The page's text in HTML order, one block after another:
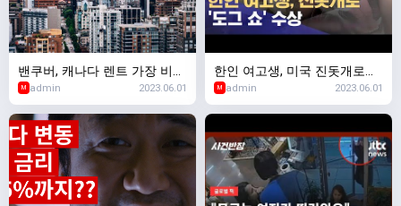
밴쿠버, 캐나다 렌트 가장 비싼
톱 4 지역 싹쓸이
M admin 2023.06.01
한인 여고생, 미국 진돗개로
'도그 쇼' 수상
M admin 2023.06.01